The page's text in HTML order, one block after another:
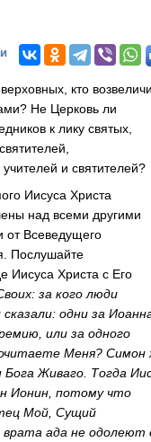
кто
Не Церковь ли
к лику святых,
и святителей?
Иисуса Христа
над всеми другими
от Всеведущего
Послушайте
Иисуса Христа с Его
за кого люди
одни за
или за одного
Меня? Симон
Живаго. Тогда
Ионин, потому что
Мой, Сущий
ада не одолеют